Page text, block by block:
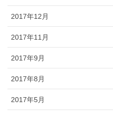
2017年12月
2017年11月
2017年9月
2017年8月
2017年5月